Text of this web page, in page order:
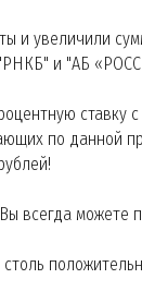
и увеличили
"РНКБ" и "АБ
ставку
по данной
всегда можете